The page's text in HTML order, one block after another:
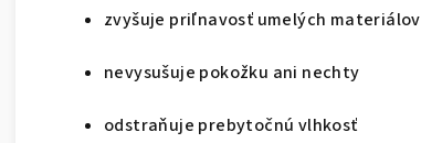
zvyšuje priľnavosť umelých materiálov
nevysušuje pokožku ani nechty
odstraňuje prebytočnú vlhkosť